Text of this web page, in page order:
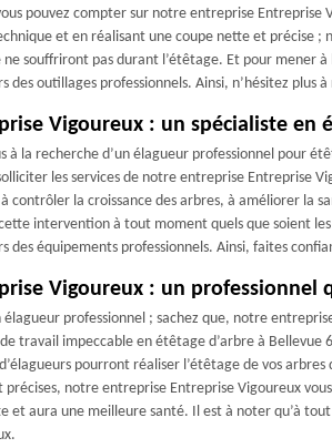
pouvez compter sur notre entreprise
et en réalisant une coupe nette et précise ;
ne souffriront pas durant l’étêtage. Et pour mener
des outillages professionnels. Ainsi, n’hésitez plus
Vigoureux : un spécialiste en
à la recherche d’un élagueur professionnel pour
les services de notre entreprise Entreprise
contrôler la croissance des arbres, à améliorer la
intervention à tout moment quels que soient
des équipements professionnels. Ainsi, faites
Vigoureux : un
élagueur professionnel ; sachez que, notre
travail impeccable en étêtage d’arbre à Bellevue
pourront réaliser l’étêtage de vos
précises, notre entreprise Entreprise Vigoureux
et aura une meilleure santé. Il est à noter qu’à